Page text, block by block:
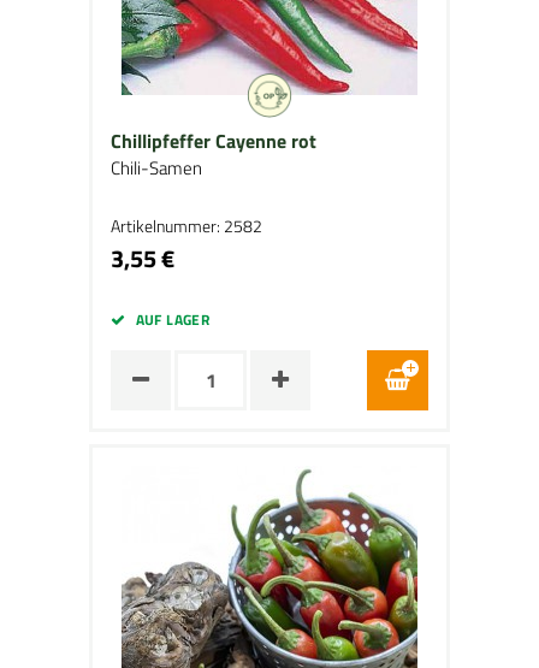
Chillipfeffer Cayenne rot
Chili-Samen
Artikelnummer: 2582
3,55 €
AUF LAGER